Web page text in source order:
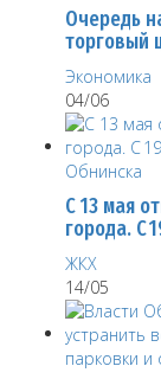
Очередь
торговый
Экономика
04/06
С 13 мая
города. С
ЖКХ
14/05